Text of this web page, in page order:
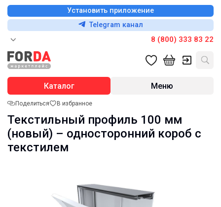
Установить приложение
Telegram канал
8 (800) 333 83 22
Каталог Меню
Поделиться В избранное
Текстильный профиль 100 мм
(новый) – односторонний короб с
текстилем